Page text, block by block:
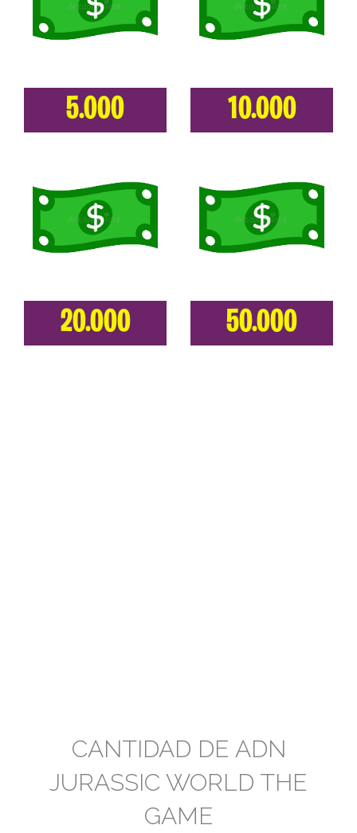
5.000 10.000
20.000 50.000
CANTIDAD DE ADN
JURASSIC WORLD THE
GAME